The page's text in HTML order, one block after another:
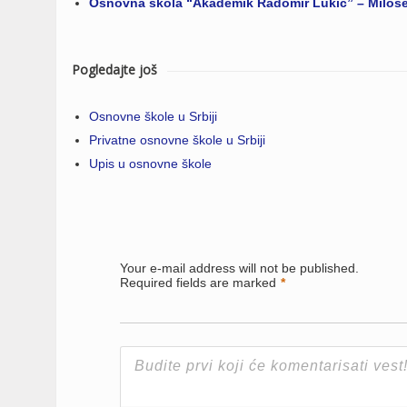
Pogledajte još
Osnovne škole u Srbiji
Privatne osnovne škole u Srbiji
Upis u osnovne škole
Your e-mail address will not be published.
Required fields are marked *